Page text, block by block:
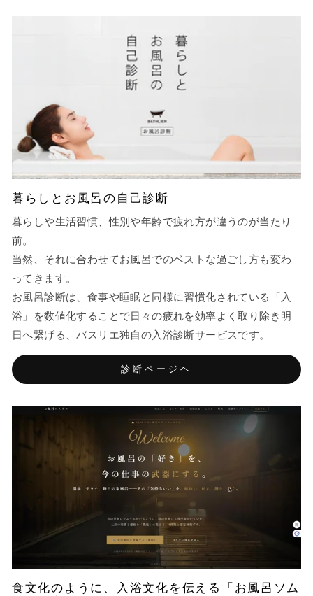
暮らしとお風呂の自己診断
暮らしや生活習慣、性別や年齢で疲れ方が違うのが当たり
前。
当然、それに合わせてお風呂でのベストな過ごし方も変わ
ってきます。
お風呂診断は、食事や睡眠と同様に習慣化されている「入
浴」を数値化することで日々の疲れを効率よく取り除き明
日へ繋げる、バスリエ独自の入浴診断サービスです。
診断ページヘ
食文化のように、入浴文化を伝える「お風呂ソム